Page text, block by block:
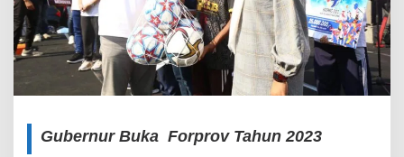
Gubernur Buka Forprov Tahun 2023